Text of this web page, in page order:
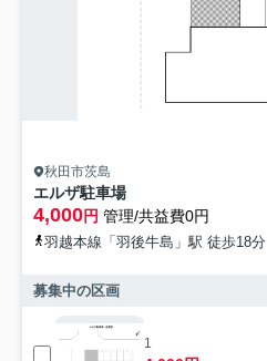
秋田市茨島
エルザ駐車場
4,000円 管理/共益費0円
羽越本線「羽後牛島」駅 徒歩18分
募集中の区画
1